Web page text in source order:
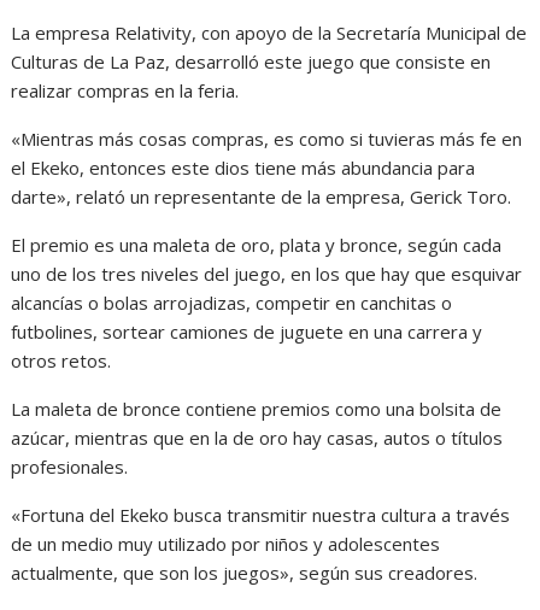
La empresa Relativity, con apoyo de la Secretaría Municipal de
Culturas de La Paz, desarrolló este juego que consiste en
realizar compras en la feria.
«Mientras más cosas compras, es como si tuvieras más fe en
el Ekeko, entonces este dios tiene más abundancia para
darte», relató un representante de la empresa, Gerick Toro.
El premio es una maleta de oro, plata y bronce, según cada
uno de los tres niveles del juego, en los que hay que esquivar
alcancías o bolas arrojadizas, competir en canchitas o
futbolines, sortear camiones de juguete en una carrera y
otros retos.
La maleta de bronce contiene premios como una bolsita de
azúcar, mientras que en la de oro hay casas, autos o títulos
profesionales.
«Fortuna del Ekeko busca transmitir nuestra cultura a través
de un medio muy utilizado por niños y adolescentes
actualmente, que son los juegos», según sus creadores.